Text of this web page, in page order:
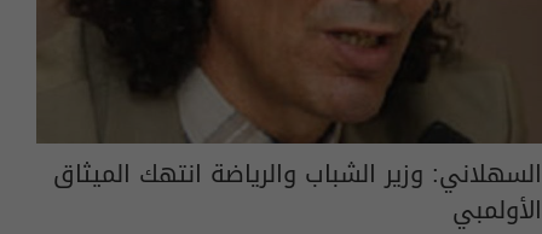
السهلاني: وزير الشباب والرياضة انتهك الميثاق
الأولمبي